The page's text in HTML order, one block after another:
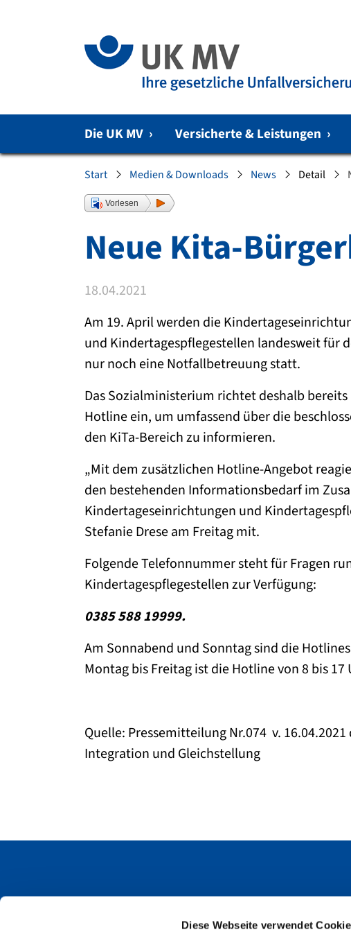
Diese Webseite verwendet
Die UK MV › Versicherte & Leistungen ›
Sie sind hier:
Start Medien & Downloads News Detail
Vorlesen
Neue Kita-
18.04.2021
Am 19. April werden die
und Kindertagespflegestellen landesweit für
nur noch eine Notfallbetreuung statt.
Das Sozialministerium richtet deshalb
Hotline ein, um umfassend über die
den KiTa-Bereich zu informieren.
„Mit dem zusätzlichen Hotline-Angebot
den bestehenden Informationsbedarf im
Kindertageseinrichtungen und
Stefanie Drese am Freitag mit.
Folgende Telefonnummer steht für Fragen
Kindertagespflegestellen zur Verfügung:
0385 588 19999.
Am Sonnabend und Sonntag sind die
Montag bis Freitag ist die Hotline von 8 bis 17
Quelle: Pressemitteilung Nr.074 v.
Integration und Gleichstellung